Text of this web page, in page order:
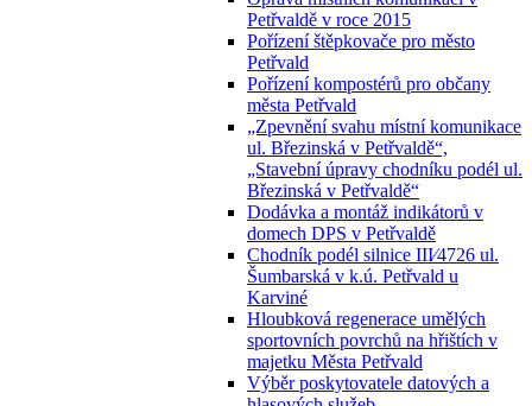
Petřvaldě v roce 2015
Pořízení štěpkovače pro město
Petřvald
Pořízení kompostérů pro občany
města Petřvald
„Zpevnění svahu místní komunikace
ul. Březinská v Petřvaldě“,
„Stavební úpravy chodníku podél ul.
Březinská v Petřvaldě“
Dodávka a montáž indikátorů v
domech DPS v Petřvaldě
Chodník podél silnice III⁄4726 ul.
Šumbarská v k.ú. Petřvald u
Karviné
Hloubková regenerace umělých
sportovních povrchů na hřištích v
majetku Města Petřvald
Výběr poskytovatele datových a